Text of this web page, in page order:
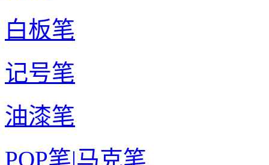
白板笔
记号笔
油漆笔
POP笔|马克笔